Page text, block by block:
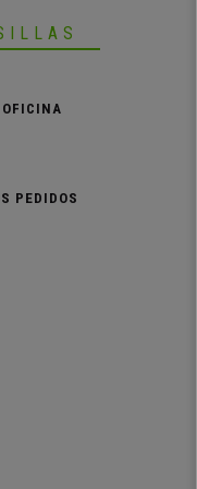
PEDIDOS